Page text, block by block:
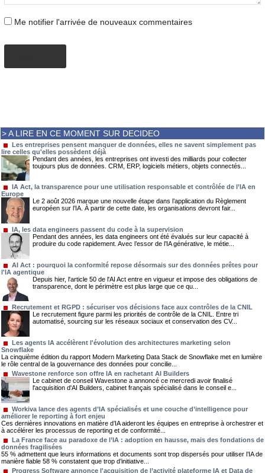
Me notifier l'arrivée de nouveaux commentaires
> A LIRE EN CE MOMENT SUR DECIDEO
Les entreprises pensent manquer de données, elles ne savent simplement pas
lire celles qu'elles possèdent déjà
Pendant des années, les entreprises ont investi des milliards pour collecter
toujours plus de données. CRM, ERP, logiciels métiers, objets connectés...
IA Act, la transparence pour une utilisation responsable et contrôlée de l’IA en
Europe
Le 2 août 2026 marque une nouvelle étape dans l’application du Règlement
européen sur l’IA. À partir de cette date, les organisations devront fair...
IA, les data engineers passent du code à la supervision
Pendant des années, les data engineers ont été évalués sur leur capacité à
produire du code rapidement. Avec l’essor de l’IA générative, le métie...
AI Act : pourquoi la conformité repose désormais sur des données prêtes pour
l'IA agentique
Depuis hier, l'article 50 de l'AI Act entre en vigueur et impose des obligations de
transparence, dont le périmètre est plus large que ce qu...
Recrutement et RGPD : sécuriser vos décisions face aux contrôles de la CNIL
Le recrutement figure parmi les priorités de contrôle de la CNIL. Entre tri
automatisé, sourcing sur les réseaux sociaux et conservation des CV...
Les agents IA accélèrent l'évolution des architectures marketing selon
Snowflake
La cinquième édition du rapport Modern Marketing Data Stack de Snowflake met en lumière
le rôle central de la gouvernance des données pour concilie...
Wavestone renforce son offre IA en rachetant AI Builders
Le cabinet de conseil Wavestone a annoncé ce mercredi avoir finalisé
l'acquisition d'AI Builders, cabinet français spécialisé dans le conseil e...
Workiva lance des agents d’IA spécialisés et une couche d’intelligence pour
améliorer le reporting à fort enjeu
Ces dernières innovations en matière d’IA aideront les équipes en entreprise à orchestrer et
à accélérer les processus de reporting et de conformité...
La France face au paradoxe de l’IA : adoption en hausse, mais des fondations de
données fragilisées
55 % admettent que leurs informations et documents sont trop dispersés pour utiliser l’IA de
manière fiable 58 % constatent que trop d’initiative...
Progress Software annonce l'acquisition de l’activité plateforme IA et Data de